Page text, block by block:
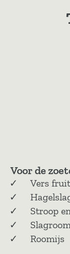
Voor de
Vers
Stroop
Roomijs